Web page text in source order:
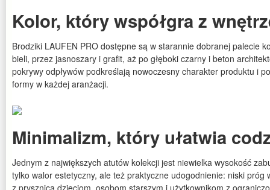
Kolor, który współgra z
Brodziki LAUFEN PRO dostępne są w starannie dobranej palecie
bieli, przez jasnoszary i grafit, aż po głęboki czarny i beton
pokrywy odpływów podkreślają nowoczesny charakter produktu i
formy w każdej aranżacji.
Minimalizm, który ułatwia
Jednym z największych atutów kolekcji jest niewielka wysokość
tylko walor estetyczny, ale też praktyczne udogodnienie: niski próg